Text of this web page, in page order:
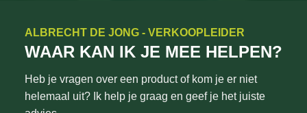
ALBRECHT DE JONG - VERKOOPLEIDER
WAAR KAN IK JE MEE HELPEN?
Heb je vragen over een product of kom je er niet
helemaal uit? Ik help je graag en geef je het juiste